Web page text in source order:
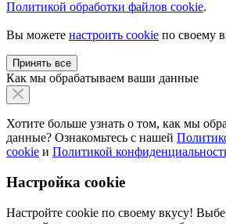
Политикой обработки файлов cookie.
Вы можете настроить cookie по своему
Принять все
Как мы обрабатываем ваши данные
Хотите больше узнать о том, как мы
данные? Ознакомьтесь с нашей
cookie и Политикой
Настройка cookie
Настройте cookie по своему вкусу!